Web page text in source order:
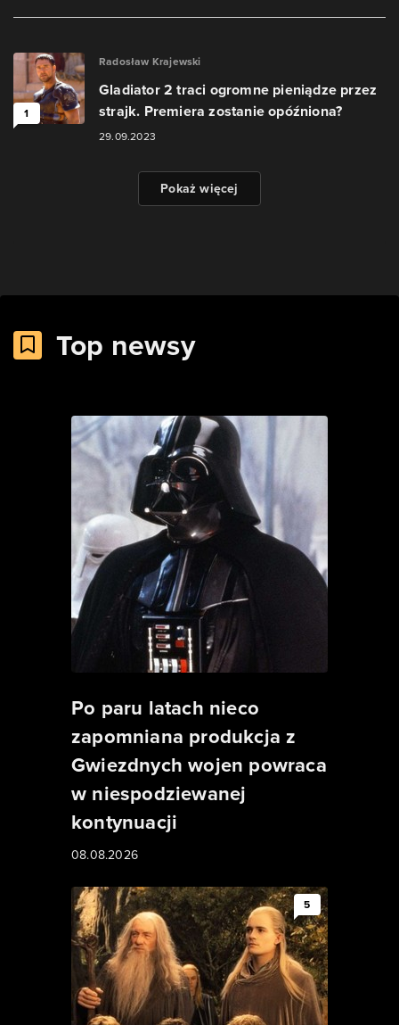
1
Radosław Krajewski
Gladiator 2 traci ogromne pieniądze przez
strajk. Premiera zostanie opóźniona?
29.09.2023
Pokaż więcej
Top newsy
Po paru latach nieco
zapomniana produkcja z
Gwiezdnych wojen powraca
w niespodziewanej
kontynuacji
08.08.2026
5